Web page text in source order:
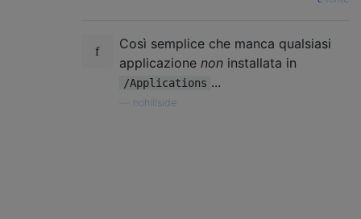
Così semplice che manca qualsiasi
applicazione non installata in
/Applications ...
nohillside